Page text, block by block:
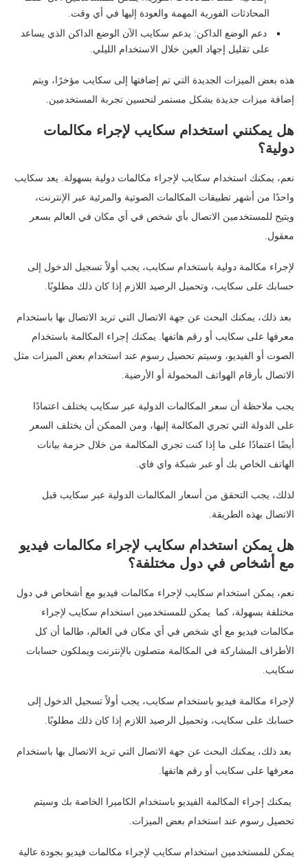
المحادثات الفورية المهمة والعودة إليها في أي وقت.
دعم الوضع الداكن: يدعم سكايب الآن الوضع الداكن الذي يساعد
على تقليل إجهاد العين خلال الاستخدام الليلي.
هذه بعض الميزات الجديدة التي تم إضافتها إلى سكايب مؤخرًا، ويتم
إضافة ميزات جديدة بشكل مستمر لتحسين تجربة المستخدمين.
هل يمكنني استخدام سكايب لإجراء مكالمات
دولية؟
نعم، يمكنك استخدام سكايب لإجراء مكالمات دولية بسهولة. يعد سكايب
واحدًا من أشهر تطبيقات المكالمات الصوتية والمرئية عبر الإنترنت،
ويتيح للمستخدمين الاتصال بأي شخص في أي مكان في العالم بسعر
معقول.
لإجراء مكالمة دولية باستخدام سكايب، يجب أولاً تسجيل الدخول إلى
حسابك على سكايب، وتحميل الرصيد اللازم إذا كان ذلك مطلوبًا.
بعد ذلك، يمكنك البحث عن جهة الاتصال التي تريد الاتصال بها باستخدام
معرفها على سكايب أو رقم هاتفها. يمكنك إجراء المكالمة باستخدام
الصوت أو الفيديو، وسيتم تحصيل رسوم عند استخدام بعض الميزات مثل
الاتصال بأرقام الهواتف المحمولة أو الأرضية.
يجب ملاحظة أن سعر المكالمات الدولية عبر سكايب يختلف اعتمادًا
على الدولة التي تجري المكالمة إليها، ومن الممكن أن يختلف السعر
أيضًا اعتمادًا على ما إذا كنت تجري المكالمة من خلال حزمة بيانات
الهاتف الخاص بك أو عبر شبكة واي فاي.
لذلك، يجب التحقق من أسعار المكالمات الدولية عبر سكايب قبل
الاتصال بهذه الطريقة.
هل يمكن استخدام سكايب لإجراء مكالمات فيديو
مع أشخاص في دول مختلفة؟
نعم، يمكن استخدام سكايب لإجراء مكالمات فيديو مع أشخاص في دول
مختلفة بسهولة، كما يمكن للمستخدمين استخدام سكايب لإجراء
مكالمات فيديو مع أي شخص في أي مكان في العالم، طالما أن كل
الأطراف المشاركة في المكالمة متصلون بالإنترنت ويملكون حسابات
سكايب.
لإجراء مكالمة فيديو باستخدام سكايب، يجب أولاً تسجيل الدخول إلى
حسابك على سكايب، وتحميل الرصيد اللازم إذا كان ذلك مطلوبًا.
بعد ذلك، يمكنك البحث عن جهة الاتصال التي تريد الاتصال بها باستخدام
معرفها على سكايب أو رقم هاتفها.
يمكنك إجراء المكالمة الفيديو باستخدام الكاميرا الخاصة بك وسيتم
تحصيل رسوم عند استخدام بعض الميزات.
يمكن للمستخدمين استخدام سكايب لإجراء مكالمات فيديو بجودة عالية